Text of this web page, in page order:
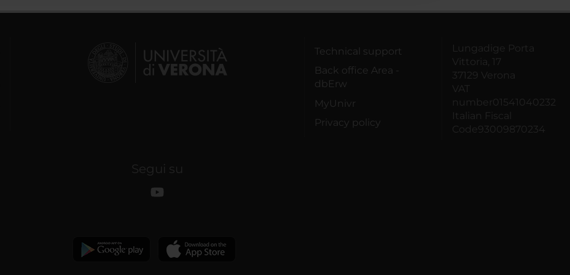
Technical support
Back office Area -
dbErw
MyUnivr
Privacy policy
Lungadige Porta
Vittoria, 17
37129 Verona
VAT
number01541040232
Italian Fiscal
Code93009870234
Segui su